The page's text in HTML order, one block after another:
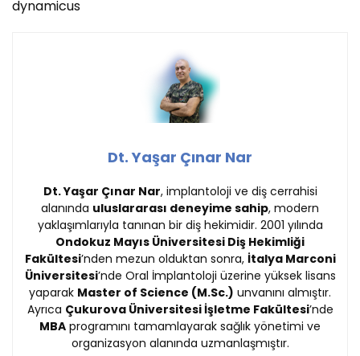
dynamicus
Dt. Yaşar Çınar Nar
Dt. Yaşar Çınar Nar, implantoloji ve diş cerrahisi
alanında uluslararası deneyime sahip, modern
yaklaşımlarıyla tanınan bir diş hekimidir. 2001 yılında
Ondokuz Mayıs Üniversitesi Diş Hekimliği
Fakültesi’nden mezun olduktan sonra, İtalya Marconi
Üniversitesi’nde Oral İmplantoloji üzerine yüksek lisans
yaparak Master of Science (M.Sc.) unvanını almıştır.
Ayrıca Çukurova Üniversitesi İşletme Fakültesi’nde
MBA programını tamamlayarak sağlık yönetimi ve
organizasyon alanında uzmanlaşmıştır.